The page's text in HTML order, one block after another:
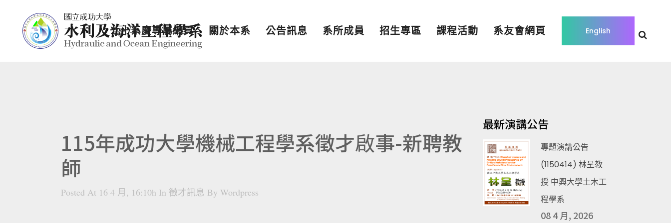
English
七十系慶專屬網頁 關於本系 公告訊息 系所成員 招生專區 課程活動 系友會網頁
115年成功大學機械工程學系徵才啟事-新聘教
師
Posted At 16 4 月, 16:10h In 徵才訊息 By Wordpress
最新演講公告
專題演講公告
(1150414) 林呈教
授 中興大學土木工
程學系
08 4 月, 2026